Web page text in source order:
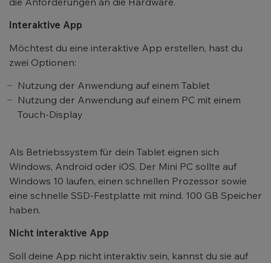
Interaktive App
Möchtest du eine interaktive App erstellen, hast du
zwei Optionen:
Nutzung der Anwendung auf einem Tablet
Nutzung der Anwendung auf einem PC mit einem
Touch-Display
Als Betriebssystem für dein Tablet eignen sich
Windows, Android oder iOS. Der Mini PC sollte auf
Windows 10 laufen, einen schnellen Prozessor sowie
eine schnelle SSD-Festplatte mit mind. 100 GB Speicher
haben.
Nicht interaktive App
Soll deine App nicht interaktiv sein, kannst du sie auf